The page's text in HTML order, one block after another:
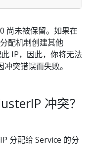
尚未被保留。如果在
配机制创建其他
IP，因此，你将无法
突错误而失败。
冲突？
分配给 Service 的分